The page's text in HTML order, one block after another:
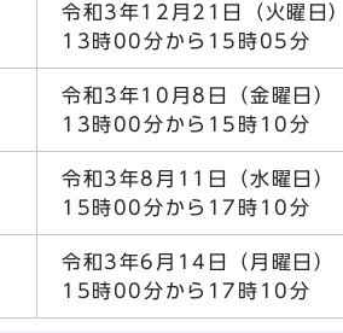
令和3年12月21日（火曜日）
13時00分から15時05分
令和3年10月8日（金曜日）
13時00分から15時10分
令和3年8月11日（水曜日）
15時00分から17時10分
令和3年6月14日（月曜日）
15時00分から17時10分